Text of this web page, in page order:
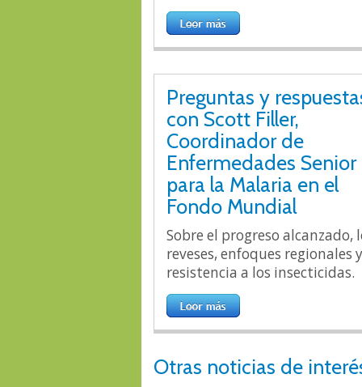
Preguntas y
con Scott Filler,
Coordinador de
Enfermedades Senior
para la Malaria en el
Fondo Mundial
Sobre el progreso alcanzado,
reveses, enfoques regionales y
resistencia a los insecticidas.
Otras noticias de